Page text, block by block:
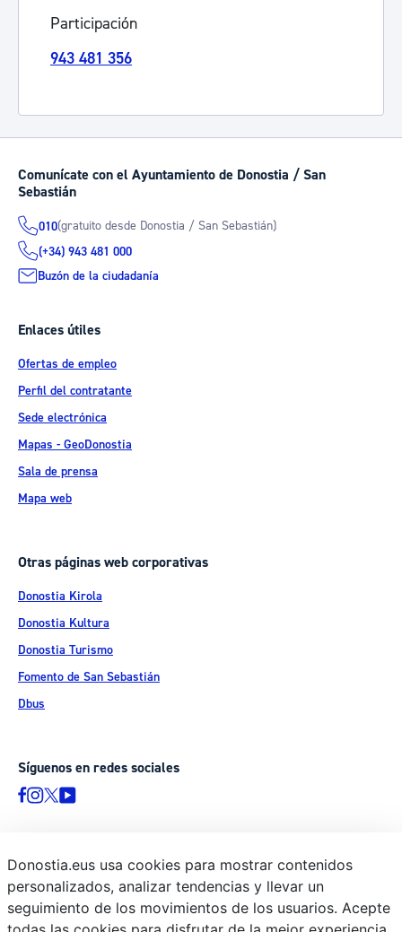
Participación
943 481 356
Comunícate con el Ayuntamiento de Donostia / San
Sebastián
010(gratuito desde Donostia / San Sebastián)
(+34) 943 481 000
Buzón de la ciudadanía
Enlaces útiles
Ofertas de empleo
Perfil del contratante
Sede electrónica
Mapas - GeoDonostia
Sala de prensa
Mapa web
Otras páginas web corporativas
Donostia Kirola
Donostia Kultura
Donostia Turismo
Fomento de San Sebastián
Dbus
Síguenos en redes sociales
© Donostiako Udala - Ayuntamiento de Donostia / San Sebastián
Ijentea 1, 20003 Donostia / San Sebastián
Aviso legal
Donostia.eus usa cookies para mostrar contenidos
personalizados, analizar tendencias y llevar un
seguimiento de los movimientos de los usuarios. Acepte